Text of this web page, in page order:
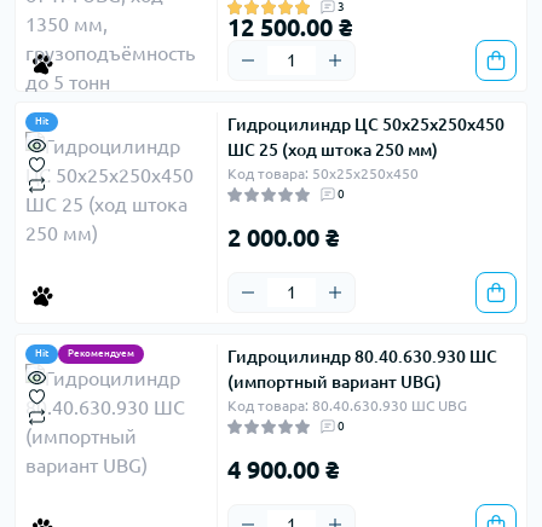
3
12 500.00 ₴
Hit
Гидроцилиндр ЦС 50х25х250х450
ШС 25 (ход штока 250 мм)
Код товара: 50х25х250х450
0
2 000.00 ₴
Hit Рекомендуем
Гидроцилиндр 80.40.630.930 ШС
(импортный вариант UBG)
Код товара: 80.40.630.930 ШС UBG
0
4 900.00 ₴